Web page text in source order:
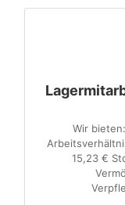
Wir
15,23 €